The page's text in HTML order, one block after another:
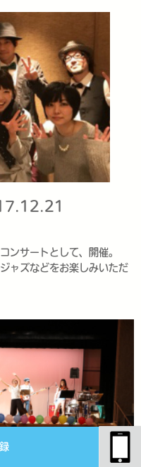
ンサートとして、開催。
ャズなどをお楽しみいただ